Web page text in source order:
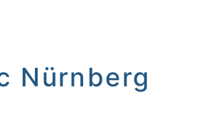
Nürnberg